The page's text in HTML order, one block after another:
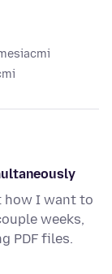
how I want to
weeks,
PDF files.